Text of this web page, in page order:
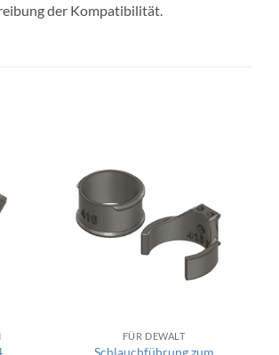
der Kompatibilität.
FÜR DEWALT
Schlauchführung zum